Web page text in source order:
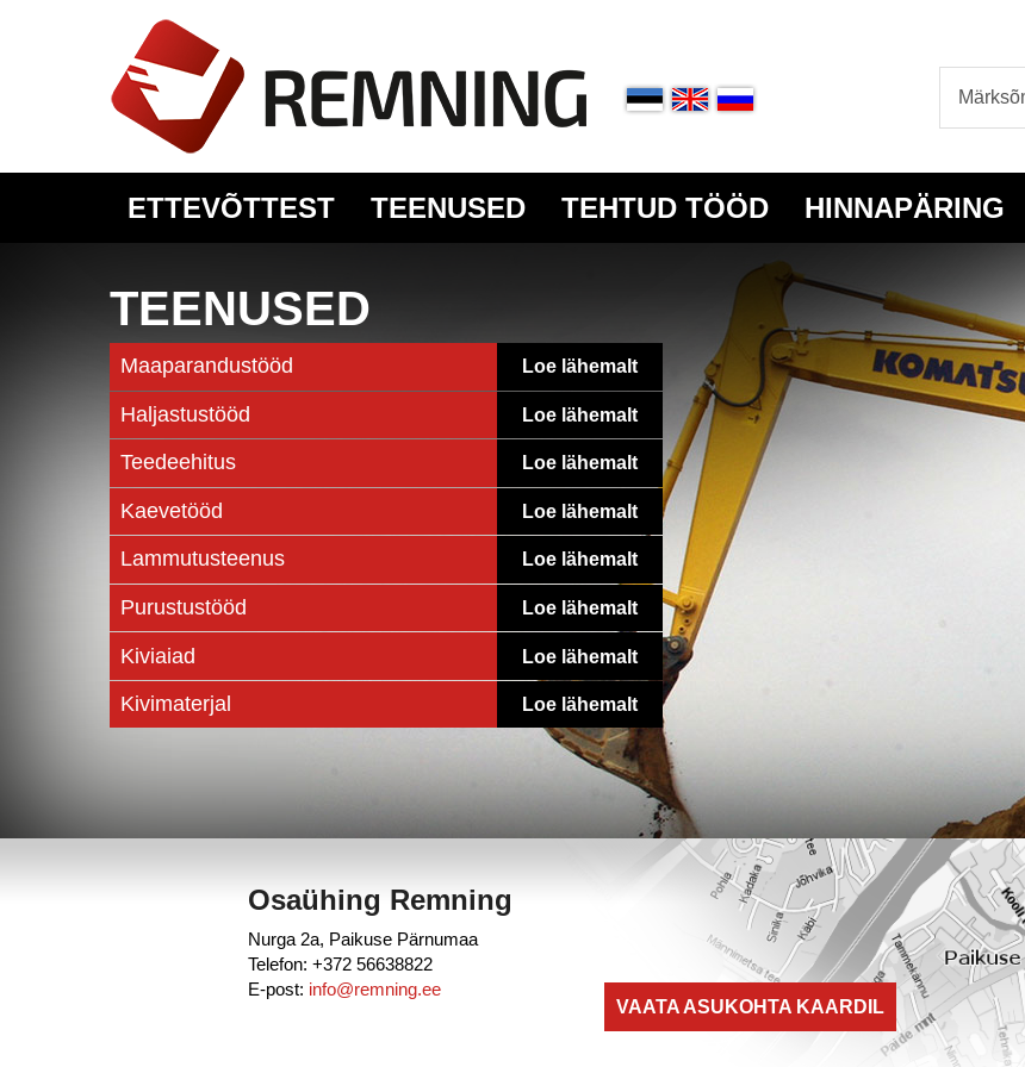
ETTEVÕTTEST TEENUSED TEHTUD TÖÖD HINNAPÄRING
TEENUSED
Maaparandustööd Loe lähemalt
Haljastustööd Loe lähemalt
Teedeehitus Loe lähemalt
Kaevetööd Loe lähemalt
Lammutusteenus Loe lähemalt
Purustustööd Loe lähemalt
Kiviaiad Loe lähemalt
Kivimaterjal Loe lähemalt
Osaühing Remning
Nurga 2a, Paikuse Pärnumaa
Telefon: +372 56638822
E-post: info@remning.ee
VAATA ASUKOHTA KAARDIL